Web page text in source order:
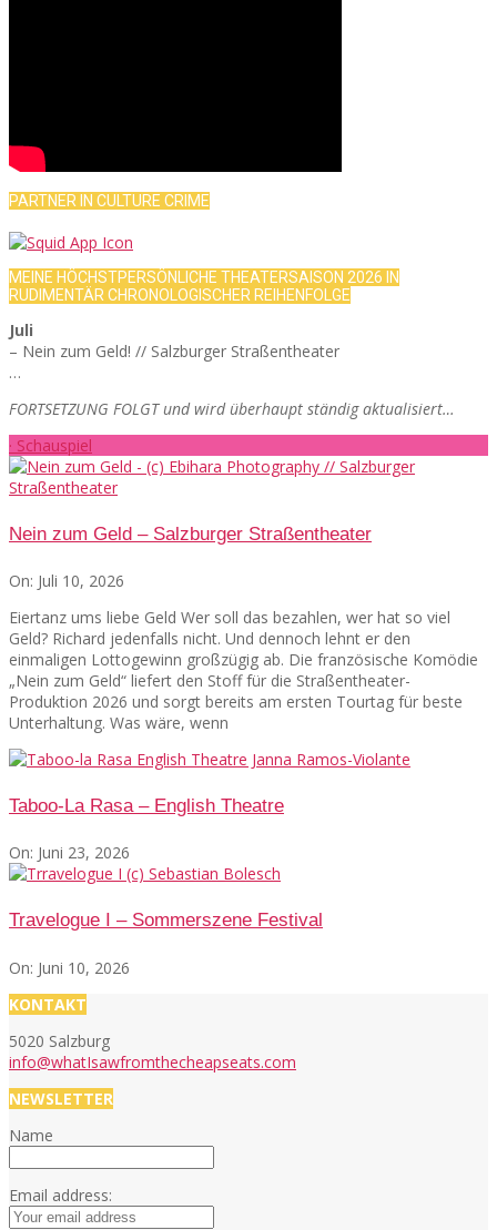
PARTNER IN CULTURE CRIME
MEINE HÖCHSTPERSÖNLICHE THEATERSAISON 2026 IN
RUDIMENTÄR CHRONOLOGISCHER REIHENFOLGE
Juli
– Nein zum Geld! // Salzburger Straßentheater
…
FORTSETZUNG FOLGT und wird überhaupt ständig aktualisiert…
· Schauspiel
Nein zum Geld – Salzburger Straßentheater
On: Juli 10, 2026
Eiertanz ums liebe Geld Wer soll das bezahlen, wer hat so viel
Geld? Richard jedenfalls nicht. Und dennoch lehnt er den
einmaligen Lottogewinn großzügig ab. Die französische Komödie
„Nein zum Geld“ liefert den Stoff für die Straßentheater-
Produktion 2026 und sorgt bereits am ersten Tourtag für beste
Unterhaltung. Was wäre, wenn
Taboo-La Rasa – English Theatre
On: Juni 23, 2026
Travelogue I – Sommerszene Festival
On: Juni 10, 2026
KONTAKT
5020 Salzburg
info@whatIsawfromthecheapseats.com
NEWSLETTER
Name
Email address: